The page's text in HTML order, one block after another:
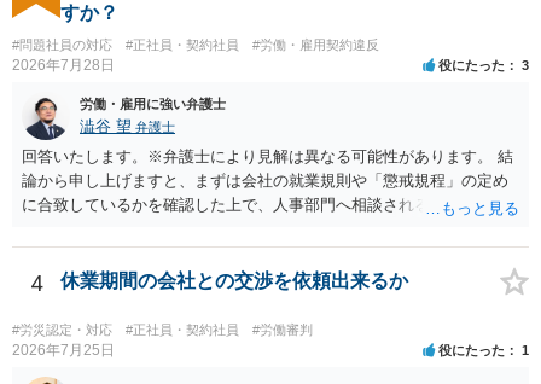
すか？
#問題社員の対応 #正社員・契約社員 #労働・雇用契約違反
2026年7月28日 役にたった 3
労働・雇用に強い弁護士
澁谷 望 弁護士
回答いたします。※弁護士により見解は異なる可能性があります。 結
論から申し上げますと、まずは会社の就業規則や「懲戒規程」の定め
に合致しているかを確認した上で、人事部門へ相談されることが最優
ものの、重い懲戒処分の対象には十分なり得ます。 名誉や評価の回復
については、会社側に「部下の不正行為による情報漏洩」と正式に認
です。 あるいは、懲戒があったことを社内で周知される手続があるの
ならば、それにより軽微ながら回復はできるかもしれません。 さらに
個人としても、相手に対してプライバシー侵害等に基づく損害賠償
4 休業期間の会社との交渉を依頼出来るか
#労災認定・対応 #正社員・契約社員 #労働審判
2026年7月25日 役にたった 1